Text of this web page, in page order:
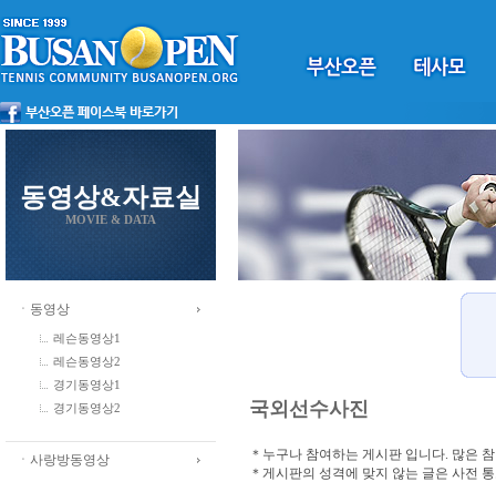
동영상&자료실
MOVIE & DATA
ㆍ동영상
레슨동영상1
레슨동영상2
경기동영상1
경기동영상2
ㆍ사랑방동영상
국외선수사진
＊누구나 참여하는 게시판 입니다. 많은
＊게시판의 성격에 맞지 않는 글은 사전